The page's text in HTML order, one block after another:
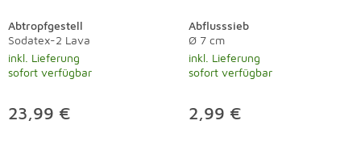
Abtropfgestell
Sodatex-2 Lava
inkl. Lieferung
sofort verfügbar
23,99 €
Abflusssieb
Ø 7 cm
inkl. Lieferung
sofort verfügbar
2,99 €